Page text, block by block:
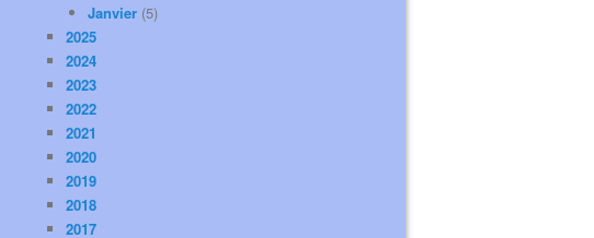
Janvier (5)
2025
2024
2023
2022
2021
2020
2019
2018
2017